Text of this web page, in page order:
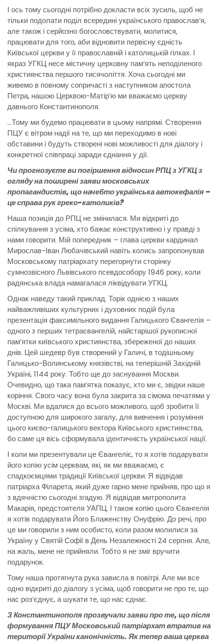
І ось тому сьогодні потрібно докласти всіх зусиль, щоб не
тільки подолати поділ всередині українського православ’я,
але також і серйозно богословствувати, молитися,
працювати для того, аби відновити первісну єдність
Київської церкви у її православній і католицькій гілках. І
якраз УГКЦ несе містичну церковну пам’ять неподіленого
християнства першого тисячоліття. Хоча сьогодні ми
живемо в повному сопричасті з наступником апостола
Петра, нашою Церквою-Матір’ю ми вважаємо церкву
давнього Константинополя.
…Тому ми будемо працювати в цьому напрямі. Створення
ПЦУ є вітром надії на те, що ми переходимо в нові
обставини і будуть створені нові можливості для діалогу і
конкретної співпраці заради єднання у дії.
Чи прогнозуєте ви погіршення відносин РПЦ з УГКЦ з
огляду на поширені заяви московських
пропагандистів, що начебто українська автокефалія –
це справа рук греко-католиків?
Наша позиція до РПЦ не змінилася. Ми відкриті до
спілкування з усіма, хто бажає конструктивно і у правді з
нами говорити. Мій попередник – глава церкви кардинал
Мирослав-Іван Любачівський навіть колись запропонував
Московському патріархату перегорнути сторінку
сумнозвісного Львівського псевдособору 1946 року, коли
радянська влада намагалася ліквідувати УГКЦ.
Однак наведу такий приклад. Торік однією з наших
найважливіших культурних і духовних подій була
презентація факсимільного видання Галицького Євангелія –
одного з перших тетраєвангелій, найстарішої рукописної
пам’ятки київського християнства, збереженої до наших
днів. Цей шедевр був створений у Галичі, в тодішньому
Галицько-Волинському князівстві, на теперішній Західній
Україні, 1144 року. Тобто ще до заснування Москви.
Очевидно, що така пам’ятка показує, хто ми є, звідки наше
коріння. Свого часу вона була закрита за сімома печатями у
Москві. Ми вдалися до всього можливого, щоб зробити її
доступною для широкого загалу, для вивчення і розуміння
цього києво-галицького вектора Київського християнства,
бо саме ця вісь сформувала ідентичність української нації.
І коли ми презентували це Євангеліє, то я хотів подарувати
його копію усім церквам, які, як ми вважаємо, є
спадкоємцями традиції Київської церкви. Я відвідав
патріарха Філарета, який дуже гарно мене прийняв, про що я
з вдячністю сьогодні згадую. Я відвідав митрополита
Макарія, предстоятеля УАПЦ. І також копію цього Євангелія
я хотів подарувати Його Блаженству Онуфрію. До речі, про
це ми говорили з ним особисто, коли разом молилися за
Україну у Святій Софії в День Незалежності 24 серпня. Але,
на жаль, мене не прийняли. Тобто я не зміг вручити
подарунок.
Тому наша протягнута рука зависла в повітрі. Але ми все
одно відкриті до діалогу з усіма, щоб говорити не про те, що
нас роз’єднує, а шукати те, що нас єднає.
З Константинополя прозвучали заяви про те, що після
формування ПЦУ Московський патріархат втратив на
території України канонічність. Як тепер ваша церква